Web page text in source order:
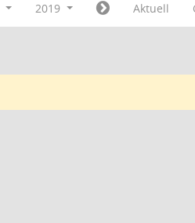
2019 Aktuell